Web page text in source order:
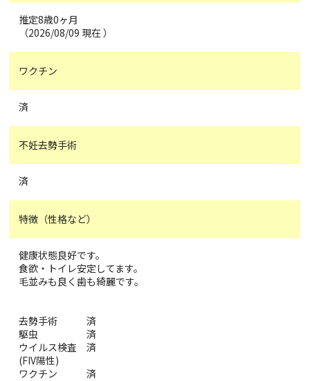
推定8歳0ヶ月
（2026/08/09 現在 ）
ワクチン
済
不妊去勢手術
済
特徴（性格など）
健康状態良好です。
食欲・トイレ安定してます。
毛並みも良く歯も綺麗です。
去勢手術 済
駆虫 済
ウイルス検査 済
(FIV陽性)
ワクチン 済